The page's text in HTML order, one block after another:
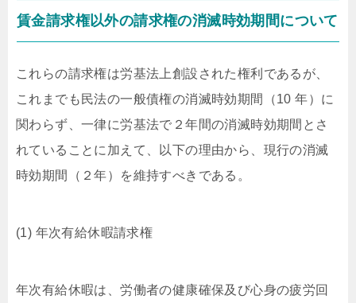
賃金請求権以外の請求権の消滅時効期間について
これらの請求権は労基法上創設された権利であるが、
これまでも民法の一般債権の消滅時効期間（10 年）に
関わらず、一律に労基法で２年間の消滅時効期間とさ
れていることに加えて、以下の理由から、現行の消滅
時効期間（２年）を維持すべきである。
(1) 年次有給休暇請求権
年次有給休暇は、労働者の健康確保及び心身の疲労回